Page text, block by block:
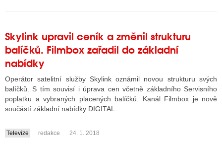
Skylink upravil ceník a změnil strukturu
balíčků. Filmbox zařadil do základní
nabídky
Operátor satelitní služby Skylink oznámil novou strukturu svých
balíčků. S tím souvisí i úprava cen včetně základního Servisního
poplatku a vybraných placených balíčků. Kanál Filmbox je nově
součástí základní nabídky DIGITAL.
....
Televize redakce 24. 1. 2018